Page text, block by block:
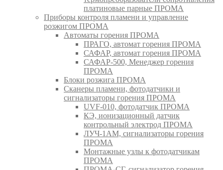
платиновые парные ПРОМА
Приборы контроля пламени и управление
розжигом ПРОМА
Автоматы горения ПРОМА
ПРАГО, автомат горения ПРОМА
САФАР, автомат горения ПРОМА
САФАР-500, Менеджер горения
ПРОМА
Блоки розжига ПРОМА
Сканеры пламени, фотодатчики и
сигнализаторы горения ПРОМА
UVF-010, фотодатчик ПРОМА
КЭ, ионизационный датчик
контрольный электрод ПРОМА
ЛУЧ-1АМ, сигнализаторы горения
ПРОМА
Монтажные узлы к фотодатчикам
ПРОМА